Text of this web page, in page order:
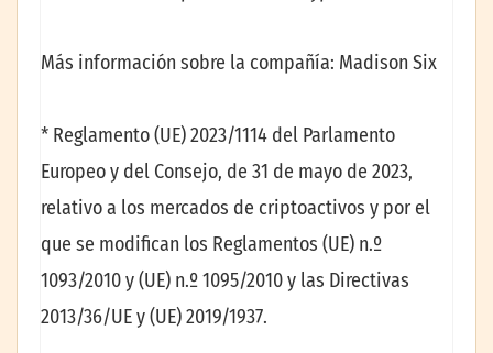
Más información sobre la compañía: Madison Six
* Reglamento (UE) 2023/1114 del Parlamento
Europeo y del Consejo, de 31 de mayo de 2023,
relativo a los mercados de criptoactivos y por el
que se modifican los Reglamentos (UE) n.º
1093/2010 y (UE) n.º 1095/2010 y las Directivas
2013/36/UE y (UE) 2019/1937.